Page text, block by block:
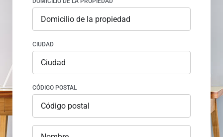
CIUDAD
CÓDIGO POSTAL